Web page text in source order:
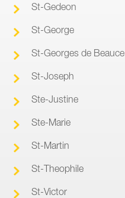
St-Gedeon
St-George
St-Georges de Beauce
St-Joseph
Ste-Justine
Ste-Marie
St-Martin
St-Theophile
St-Victor